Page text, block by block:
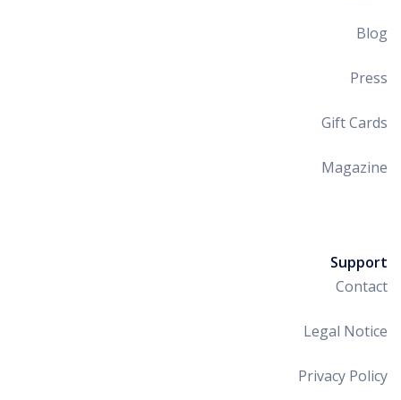
Blog
Press
Gift Cards
Magazine
Support
Contact
Legal Notice
Privacy Policy